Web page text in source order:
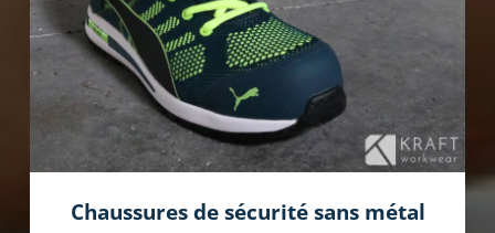
Chaussures de sécurité sans métal